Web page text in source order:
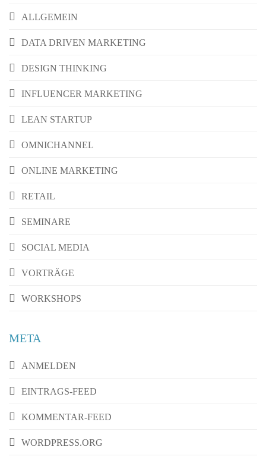
ALLGEMEIN
DATA DRIVEN MARKETING
DESIGN THINKING
INFLUENCER MARKETING
LEAN STARTUP
OMNICHANNEL
ONLINE MARKETING
RETAIL
SEMINARE
SOCIAL MEDIA
VORTRÄGE
WORKSHOPS
META
ANMELDEN
EINTRAGS-FEED
KOMMENTAR-FEED
WORDPRESS.ORG